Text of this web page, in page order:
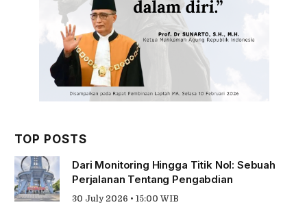
TOP POSTS
Dari Monitoring Hingga Titik Nol: Sebuah
Perjalanan Tentang Pengabdian
30 July 2026 • 15:00 WIB